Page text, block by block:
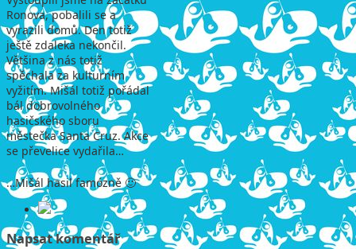
Ronova, pobalili se a
vyrazili domů. Den totiž
ještě zdaleka nekončil.
Většina z nás totiž
spěchala za kulturním
vyžitím. Mišál totiž pořádal
bál dobrovolného
hasičského sboru
městečka Santa Cruz. Akce
se převelice vydařila…
…Mišál hasil famózně 🙂
Napsat komentář